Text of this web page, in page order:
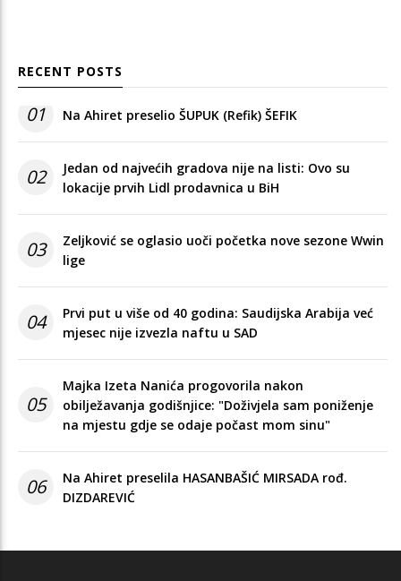
RECENT POSTS
01 Na Ahiret preselio ŠUPUK (Refik) ŠEFIK
02
Jedan od najvećih gradova nije na listi: Ovo su
lokacije prvih Lidl prodavnica u BiH
03
Zeljković se oglasio uoči početka nove sezone Wwin
lige
04
Prvi put u više od 40 godina: Saudijska Arabija već
mjesec nije izvezla naftu u SAD
05
Majka Izeta Nanića progovorila nakon
obilježavanja godišnjice: "Doživjela sam poniženje
na mjestu gdje se odaje počast mom sinu"
06
Na Ahiret preselila HASANBAŠIĆ MIRSADA rođ.
DIZDAREVIĆ